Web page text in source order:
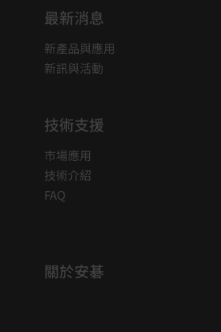
最新消息
新產品與應用
新訊與活動
技術支援
市場應用
技術介紹
FAQ
關於安碁